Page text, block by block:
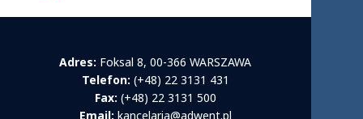
Adres: Foksal 8, 00-366 WARSZAWA
Telefon: (+48) 22 3131 431
Fax: (+48) 22 3131 500
Email: kancelaria@adwent.pl